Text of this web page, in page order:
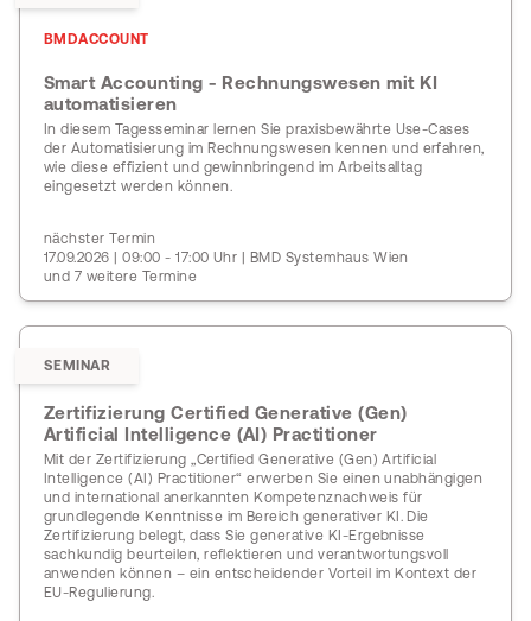
BMDACCOUNT
Smart Accounting - Rechnungswesen mit KI
automatisieren
In diesem Tagesseminar lernen Sie praxisbewährte Use-Cases
der Automatisierung im Rechnungswesen kennen und erfahren,
wie diese effizient und gewinnbringend im Arbeitsalltag
eingesetzt werden können.
nächster Termin
17.09.2026 | 09:00 - 17:00 Uhr | BMD Systemhaus Wien
und 7 weitere Termine
SEMINAR
Zertifizierung Certified Generative (Gen)
Artificial Intelligence (AI) Practitioner
Mit der Zertifizierung „Certified Generative (Gen) Artificial
Intelligence (AI) Practitioner“ erwerben Sie einen unabhängigen
und international anerkannten Kompetenznachweis für
grundlegende Kenntnisse im Bereich generativer KI. Die
Zertifizierung belegt, dass Sie generative KI-Ergebnisse
sachkundig beurteilen, reflektieren und verantwortungsvoll
anwenden können – ein entscheidender Vorteil im Kontext der
EU-Regulierung.